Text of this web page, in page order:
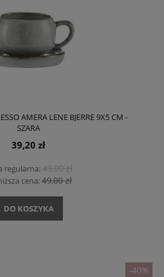
AMERA LENE BJERRE 9X5 CM -
SZARA
39,20 zł
regularna:49,00 zł
cena:49,00 zł
DO KOSZYKA
-40%